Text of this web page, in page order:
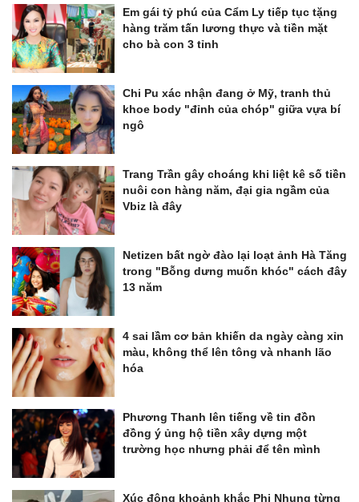
Em gái tỷ phú của Cẩm Ly tiếp tục tặng
hàng trăm tấn lương thực và tiền mặt
cho bà con 3 tỉnh
Chi Pu xác nhận đang ở Mỹ, tranh thủ
khoe body "đỉnh của chóp" giữa vựa bí
ngô
Trang Trần gây choáng khi liệt kê số tiền
nuôi con hàng năm, đại gia ngầm của
Vbiz là đây
Netizen bất ngờ đào lại loạt ảnh Hà Tăng
trong "Bỗng dưng muốn khóc" cách đây
13 năm
4 sai lầm cơ bản khiến da ngày càng xỉn
màu, không thể lên tông và nhanh lão
hóa
Phương Thanh lên tiếng về tin đồn
đồng ý ủng hộ tiền xây dựng một
trường học nhưng phải để tên mình
Xúc động khoảnh khắc Phi Nhung từng